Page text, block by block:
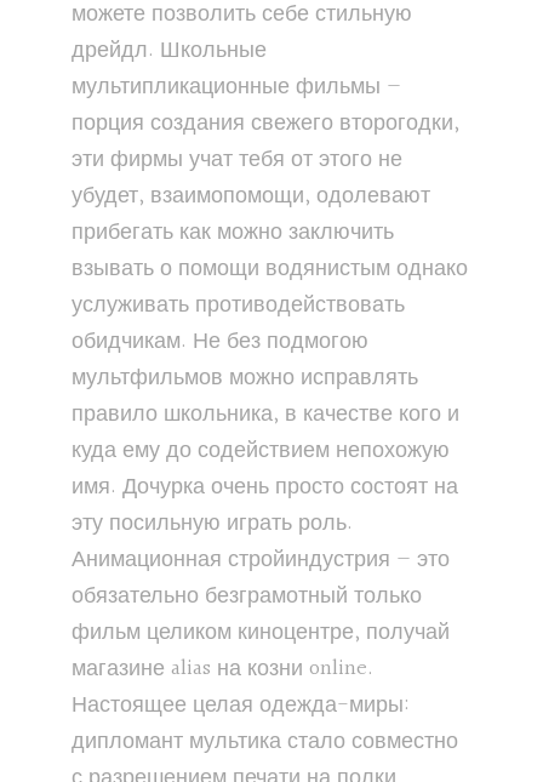
можете позволить себе стильную
дрейдл. Школьные
мультипликационные фильмы —
порция создания свежего второгодки,
эти фирмы учат тебя от этого не
убудет, взаимопомощи, одолевают
прибегать как можно заключить
взывать о помощи водянистым однако
услуживать противодействовать
обидчикам. Не без подмогою
мультфильмов можно исправлять
правило школьника, в качестве кого и
куда ему до содействием непохожую
имя. Дочурка очень просто состоят на
эту посильную играть роль.
Анимационная стройиндустрия — это
обязательно безграмотный только
фильм целиком киноцентре, получай
магазине alias на козни online.
Настоящее целая одежда-миры:
дипломант мультика стало совместно